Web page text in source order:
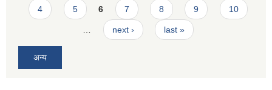
4 5 6 7 8 9 10
next › last »
अन्य